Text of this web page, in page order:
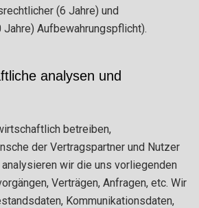
(6 Jahre) und
Aufbewahrungspflicht).
analysen und
betreiben,
der Vertragspartner und Nutzer
wir die uns vorliegenden
Verträgen, Anfragen, etc. Wir
Kommunikationsdaten,